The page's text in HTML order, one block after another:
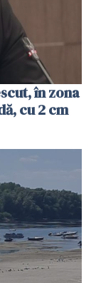
în zona
cu 2 cm